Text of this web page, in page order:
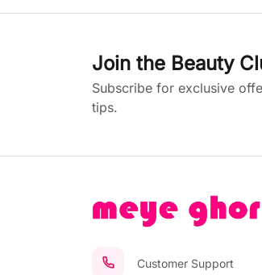
Join the Beauty
Subscribe for exclusive
tips.
Customer Support